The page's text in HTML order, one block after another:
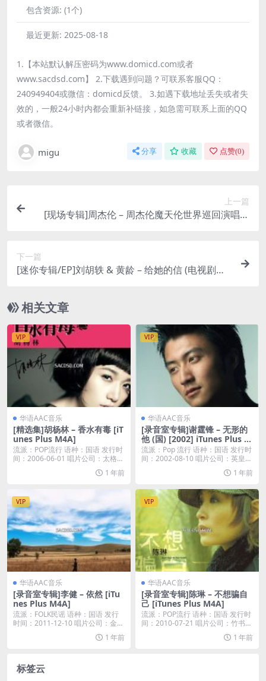
包含资源: (1个)
最近更新: 2025-08-18
1.【本站默认解压密码为www.domicd.com或者
www.sacdsd.com】 2.下载遇到问题？可联系客服QQ：
240949404或微信：domicd反馈。 3.如遇下载地址丢失或者失
效的，一般24小时内都会重新补链接，如急需可联系上面的QQ
或者微信。
migu 分享 收藏 点赞(0)
上一篇
[现场专辑]周杰伦 – 周杰伦魔天伦世界巡回演唱会
下一篇
[迷你专辑/EP]刘胡轶 & 黄龄 – 给她的信 (电视剧
A]
相关文章
VIP
华语AAC音乐
[精选集]胡杨林 – 香水有毒 [iT
unes Plus M4A]
流派：POP流行 语种：国语 发行时
间：2006-06-01 唱片公司：太格印
1 年前
VIP
华语AAC音乐
[录音室专辑]谢霆锋 – 无形的
他 (国) [2002] iTunes Plus A
AC
流派：Pop 流行 语种：国语 发行时
间：2002-08-10 唱片公司：英皇
1 年前
VIP
华语AAC音乐
[录音室专辑]李健 – 依然 [iTu
nes Plus M4A]
流派：FOLK民谣 语种：国语 发行
时间：2011-12-10 唱片公司：金牌
1 年前
VIP
华语AAC音乐
[录音室专辑]陈琳 – 不想骗自
己 [iTunes Plus M4A]
流派：POP流行 语种：国语 发行时
间：2010-07-21 唱片公司：竹书文
1 年前
标签云